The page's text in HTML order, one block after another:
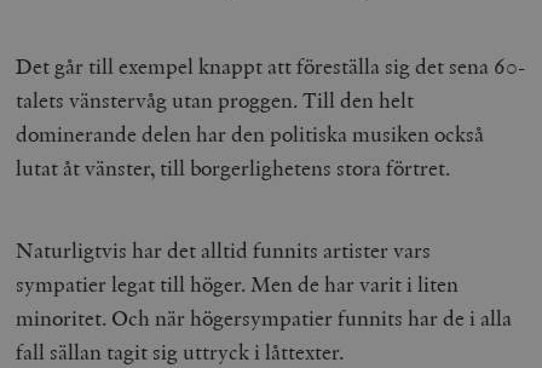
Det går till exempel knappt att föreställa sig det sena 60-
talets vänstervåg utan proggen. Till den helt
dominerande delen har den politiska musiken också
lutat åt vänster, till borgerlighetens stora förtret.
Naturligtvis har det alltid funnits artister vars
sympatier legat till höger. Men de har varit i liten
minoritet. Och när högersympatier funnits har de i alla
fall sällan tagit sig uttryck i låttexter.